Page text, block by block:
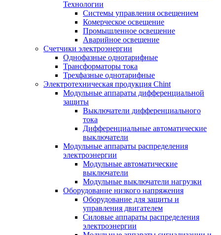
Технологии
Системы управления освещением
Комерческое освещение
Промышленное освещение
Аварийное освещение
Счетчики электроэнергии
Однофазные однотарифные
Трансформаторы тока
Трехфазные однотарифные
Электротехническая продукция Chint
Модульные аппараты дифференциальной
защиты
Выключатели дифференциального
тока
Дифференциальные автоматические
выключатели
Модульные аппараты распределения
электроэнергии
Модульные автоматические
выключатели
Модульные выключатели нагрузки
Оборудование низкого напряжения
Оборудование для защиты и
управления двигателем
Силовые аппараты распределения
электроэнергии